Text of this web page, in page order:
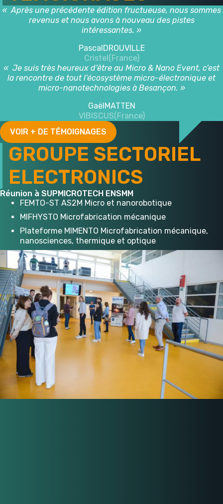
« Après une précédente édition fructueuse, nous sommes
revenus et nous avons à nouveau des pistes
intéressantes. »
Pascal DROUVILLE
Cristel (France)
« Je suis très heureux d’être au Micro & Nano Event, c’est
la rencontre de tout l’écosystème micro-électronique et
micro-nanotechnologies à Besançon. »
Gaël MATTEN
VIBISCUS(France)
VOIR + DE TÉMOIGNAGES
GROUPE SECTORIEL
ELECTRONICS
Réunion à SUPMICROTECH ENSMM
FEMTO-ST AS2M Micro et nanorobotique
MIFHYSTO Microfabrication mécanique
Plateforme MIMENTO Microfabrication mécanique,
nanosciences, thermique et optique